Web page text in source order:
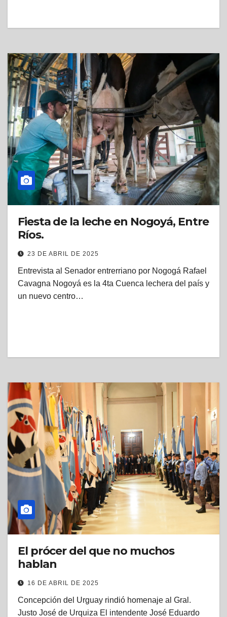
Fiesta de la leche en Nogoyá, Entre
Ríos.
23 DE ABRIL DE 2025
Entrevista al Senador entrerriano por Nogogá Rafael
Cavagna Nogoyá es la 4ta Cuenca lechera del país y
un nuevo centro…
El prócer del que no muchos
hablan
16 DE ABRIL DE 2025
Concepción del Urguay rindió homenaje al Gral.
Justo José de Urquiza El intendente José Eduardo